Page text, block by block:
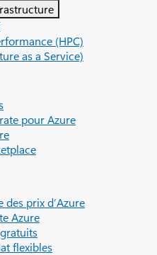
(HPC)
as a Service)
pour Azure
des prix d’Azure
Azure
flexibles